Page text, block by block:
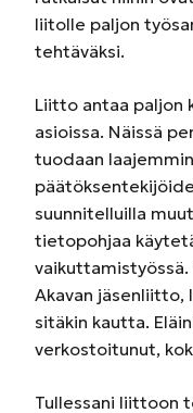
liitolle paljon
tehtäväksi.
Liitto antaa paljon
asioissa. Näissä
tuodaan
suunnitelluilla
tietopohjaa
vaikuttamistyössä.
Akavan jäsenliitto,
sitäkin kautta.
verkostoitunut,
Tullessani liittoon